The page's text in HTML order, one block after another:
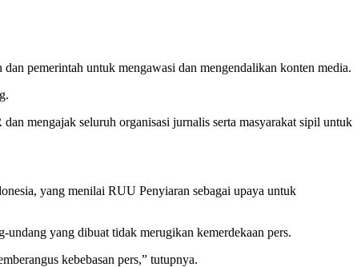
pemerintah untuk mengawasi dan mengendalikan konten media.
mengajak seluruh organisasi jurnalis serta masyarakat sipil untuk
yang menilai RUU Penyiaran sebagai upaya untuk
yang dibuat tidak merugikan kemerdekaan pers.
kebebasan pers,” tutupnya.